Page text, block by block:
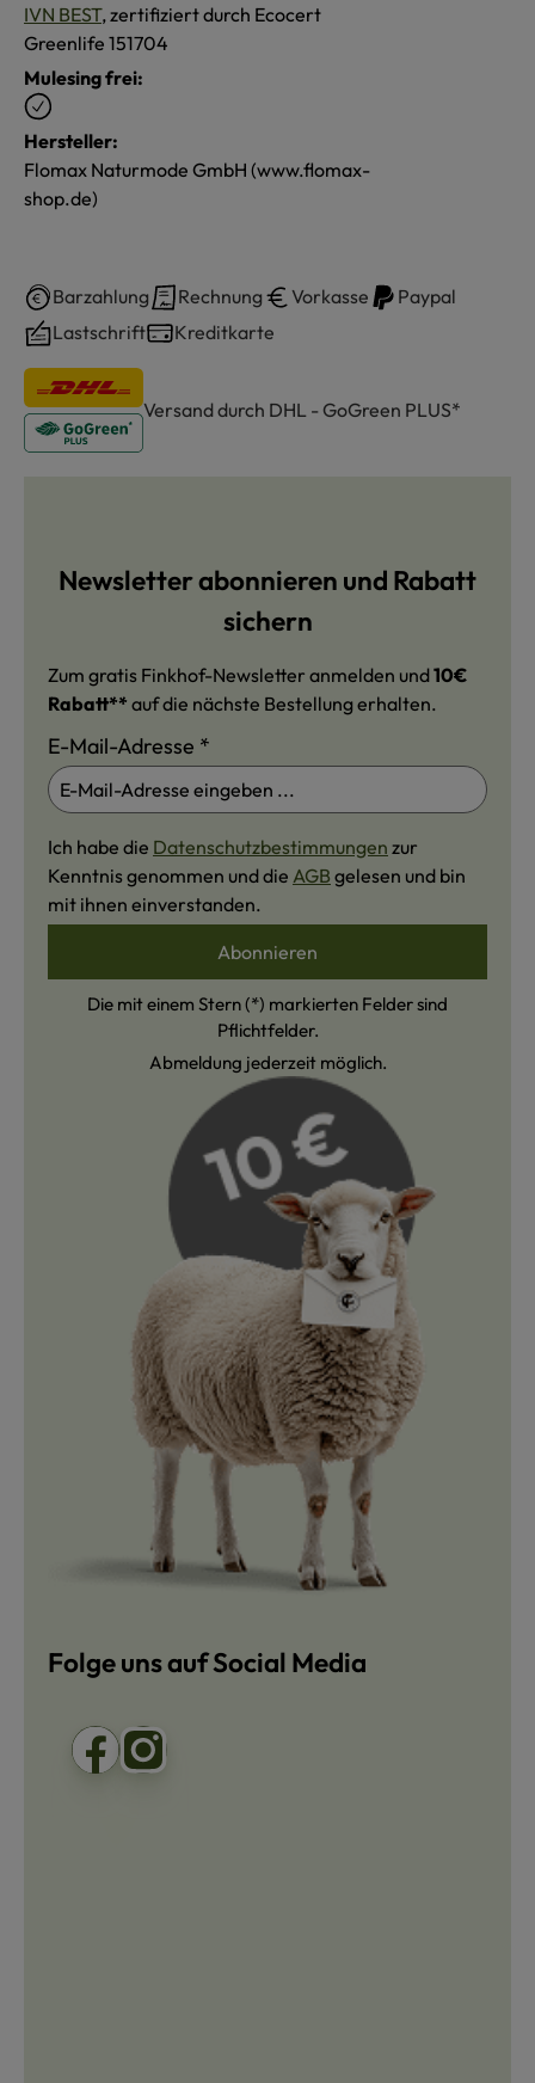
IVN BEST, zertifiziert durch Ecocert
Greenlife 151704
Mulesing frei:
Hersteller:
Flomax Naturmode GmbH (www.flomax-
shop.de)
Barzahlung Rechnung Vorkasse
Paypal
Lastschrift
Kreditkarte
Versand durch DHL - GoGreen PLUS*
Newsletter abonnieren und Rabatt
sichern
Zum gratis Finkhof-Newsletter anmelden und10€
Rabatt** auf die nächste Bestellung erhalten.
E-Mail-Adresse *
Ich habe die Datenschutzbestimmungen zur
Kenntnis genommen und die AGB gelesen und bin
mit ihnen einverstanden.
Abonnieren
Die mit einem Stern (*) markierten Felder sind
Pflichtfelder.
Abmeldung jederzeit möglich.
Folge uns auf Social Media